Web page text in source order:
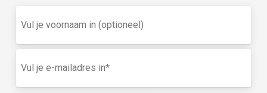
je
in
(optioneel)
mailadres